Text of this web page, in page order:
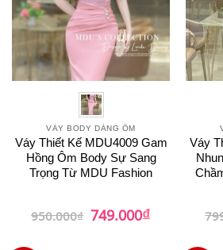
VÁY BODY DÁNG ÔM
Váy Thiết Kế MDU4009 Gam
Hồng Ôm Body Sự Sang
Trọng Từ MDU Fashion
950.000₫ Giá
gốc
749.000₫Giá
hiện
Váy